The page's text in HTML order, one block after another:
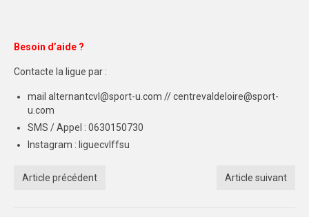
Besoin d’aide ?
Contacte la ligue par :
mail alternantcvl@sport-u.com // centrevaldeloire@sport-
u.com
SMS / Appel : 0630150730
Instagram : liguecvlffsu
Article précédent Article suivant